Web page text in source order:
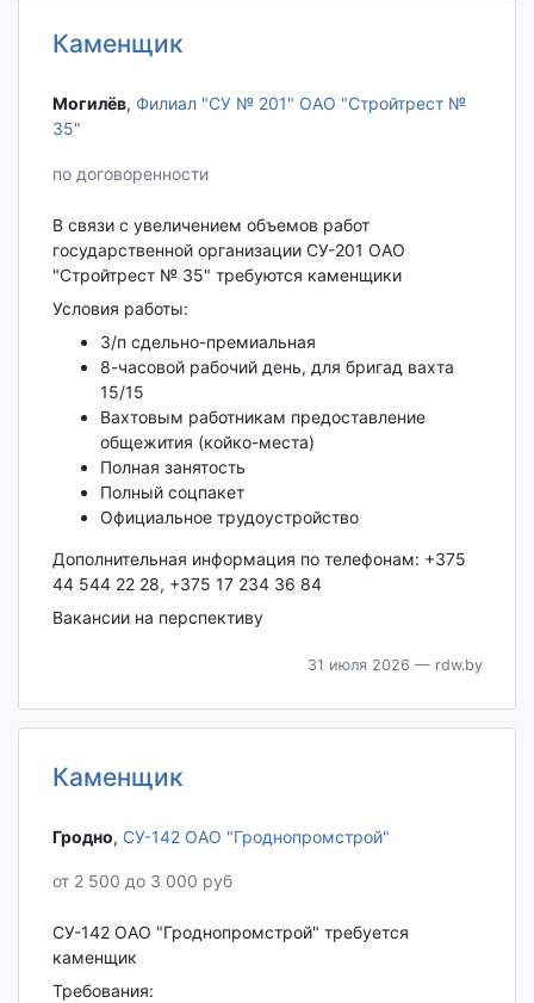
Каменщик
Могилёв‎, Филиал "СУ № 201" ОАО "Стройтрест №
35"
по договоренности
В связи с увеличением объемов работ
государственной организации СУ-201 ОАО
"Стройтрест № 35" требуются каменщики
Условия работы:
З/п сдельно-премиальная
8-часовой рабочий день, для бригад вахта
15/15
Вахтовым работникам предоставление
общежития (койко-места)
Полная занятость
Полный соцпакет
Официальное трудоустройство
Дополнительная информация по телефонам: +375
44 544 22 28, +375 17 234 36 84
Вакансии на перспективу
31 июля 2026 — rdw.by
Каменщик
Гродно‎, СУ-142 ОАО "Гроднопромстрой"
от 2 500 до 3 000 руб
СУ-142 ОАО "Гроднопромстрой" требуется
каменщик
Требования: